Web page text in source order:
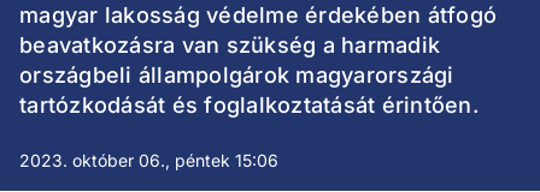
magyar lakosság védelme érdekében átfogó
beavatkozásra van szükség a harmadik
országbeli állampolgárok magyarországi
tartózkodását és foglalkoztatását érintően.
2023. október 06., péntek 15:06